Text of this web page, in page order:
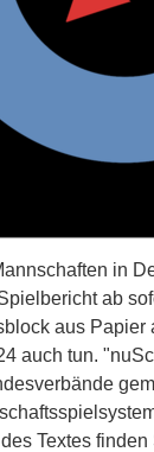
in
ab
aus Papier
auch tun.
Textes